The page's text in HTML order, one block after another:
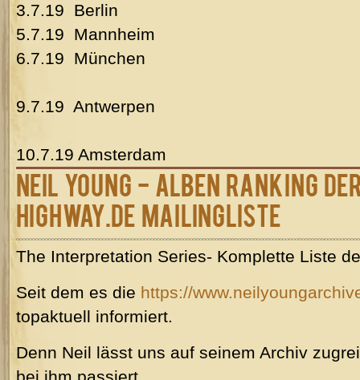
3.7.19 Berlin
5.7.19 Mannheim
6.7.19 München
9.7.19 Antwerpen
10.7.19 Amsterdam
Neil Young - Alben Ranking
Highway.de Mailingliste
The Interpretation Series- Komplette Liste
Seit dem es die https://
topaktuell informiert.
Denn Neil lässt uns auf seinem Archiv